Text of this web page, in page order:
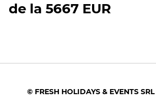
de la 5667 EUR
© FRESH HOLIDAYS & EVENTS